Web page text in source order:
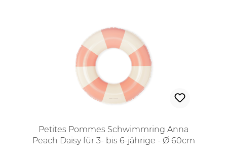
Petites Pommes Schwimmring Anna
Peach Daisy für 3- bis 6-jährige - Ø 60cm